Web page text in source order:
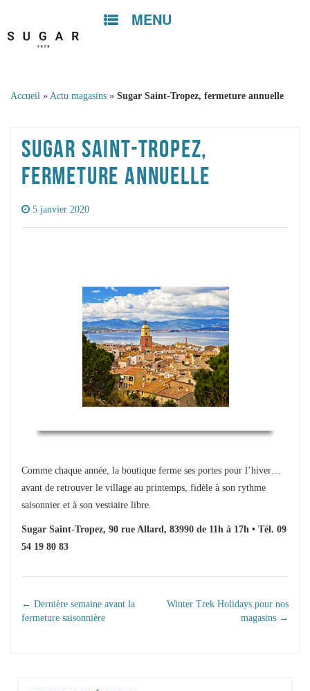
MENU
Skip to
Accueil » Actu magasins » Sugar Saint-Tropez, fermeture annuelle
SUGAR SAINT-TROPEZ,
FERMETURE ANNUELLE
5 janvier 2020
Comme chaque année, la boutique ferme ses portes pour l’hiver…
avant de retrouver le village au printemps, fidèle à son rythme
saisonnier et à son vestiaire libre.
Sugar Saint-Tropez, 90 rue Allard, 83990 de 11h à 17h • Tél. 09
54 19 80 83
NAVIGATION DANS
← Dernière semaine avant la
fermeture saisonnière
Winter Trek Holidays pour nos
magasins →